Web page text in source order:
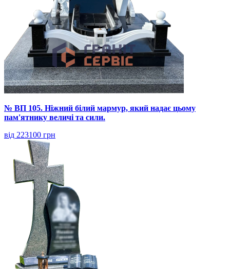
№ ВП 105. Ніжний білий мармур, який надає цьому
пам'ятнику величі та сили.
від 223100 грн